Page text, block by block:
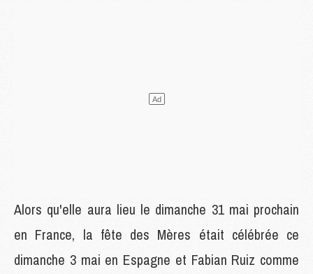
Alors qu'elle aura lieu le dimanche 31 mai prochain
en France, la fête des Mères était célébrée ce
dimanche 3 mai en Espagne et Fabian Ruiz comme